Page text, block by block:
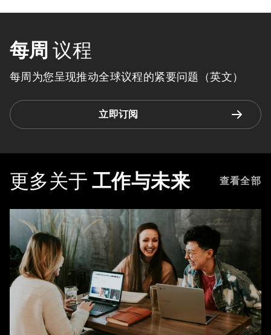
每周 议程
每周为您呈现推动全球议程的紧要问题（英文）
立即订阅
更多关于 工作与未来 查看全部